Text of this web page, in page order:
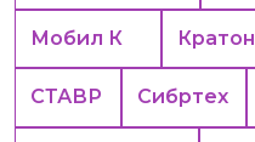
Мобил К Кратон
СТАВР Сибртех